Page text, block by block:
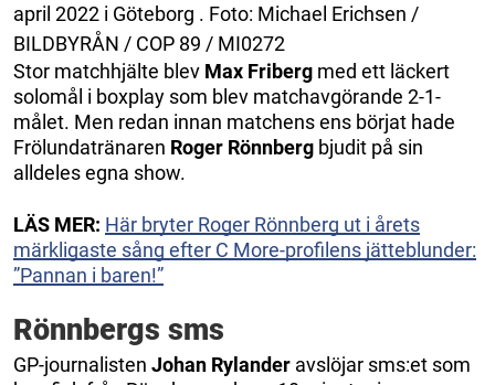
april 2022 i Göteborg . Foto: Michael Erichsen /
BILDBYRÅN / COP 89 / MI0272
Stor matchhjälte blev Max Friberg med ett läckert
solomål i boxplay som blev matchavgörande 2-1-
målet. Men redan innan matchens ens börjat hade
Frölundatränaren Roger Rönnberg bjudit på sin
alldeles egna show.
LÄS MER: Här bryter Roger Rönnberg ut i årets
märkligaste sång efter C More-profilens jätteblunder:
”Pannan i baren!”
Rönnbergs sms
GP-journalisten Johan Rylander avslöjar sms:et som